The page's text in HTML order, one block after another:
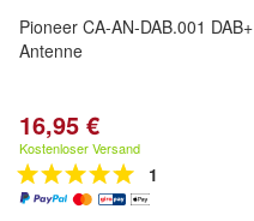
Pioneer CA-AN-DAB.001 DAB+
Antenne
16,95 €
Kostenloser Versand
1